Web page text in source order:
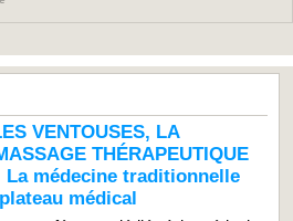
VENTOUSES, LA
THÉRAPEUTIQUE
La médecine traditionnelle
médical